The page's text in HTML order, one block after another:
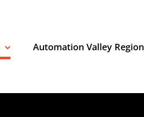
Automation Valley Region